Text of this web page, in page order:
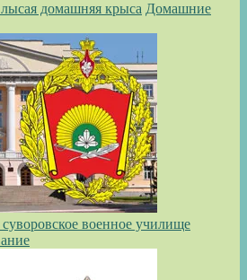
домашняя крыса Домашние
суворовское военное училище